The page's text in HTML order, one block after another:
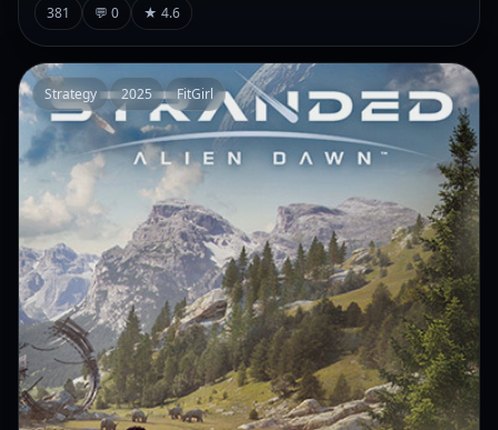
381 💬 0 ★ 4.6
Strategy 2025 FitGirl